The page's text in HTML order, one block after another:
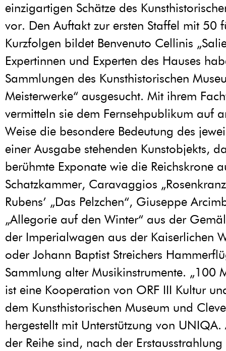
einzigartigen Schätze des
vor. Den Auftakt zur ersten Staffel mit 50
Kurzfolgen bildet Benvenuto Cellinis
Expertinnen und Experten des Hauses
Sammlungen des Kunsthistorischen
Meisterwerke“ ausgesucht. Mit ihrem
vermitteln sie dem Fernsehpublikum auf
Weise die besondere Bedeutung des
einer Ausgabe stehenden Kunstobjekts,
berühmte Exponate wie die Reichskrone
Schatzkammer, Caravaggios
Rubens’ „Das Pelzchen“, Giuseppe
„Allegorie auf den Winter“ aus der
der Imperialwagen aus der Kaiserlichen
oder Johann Baptist Streichers
Sammlung alter Musikinstrumente. „100
ist eine Kooperation von ORF III Kultur
dem Kunsthistorischen Museum und
hergestellt mit Unterstützung von UNIQA.
der Reihe sind, nach der